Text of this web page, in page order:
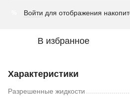
Войти для отображения
В избранное
Характеристики
Разрешенные жидкости